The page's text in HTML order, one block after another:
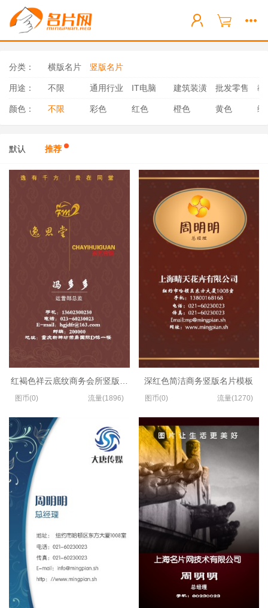
分类： 横版名片 竖版名片
用途： 不限 通用行业 IT电脑 建筑装潢 批发零售 教
颜色： 不限 彩色 红色 橙色 黄色 绿
默认 推荐
红褐色祥云底纹商务会所竖版名片模板
图币(0) 流量(1896)
深红色简洁商务竖版名片模板
图币(0) 流量(1270)